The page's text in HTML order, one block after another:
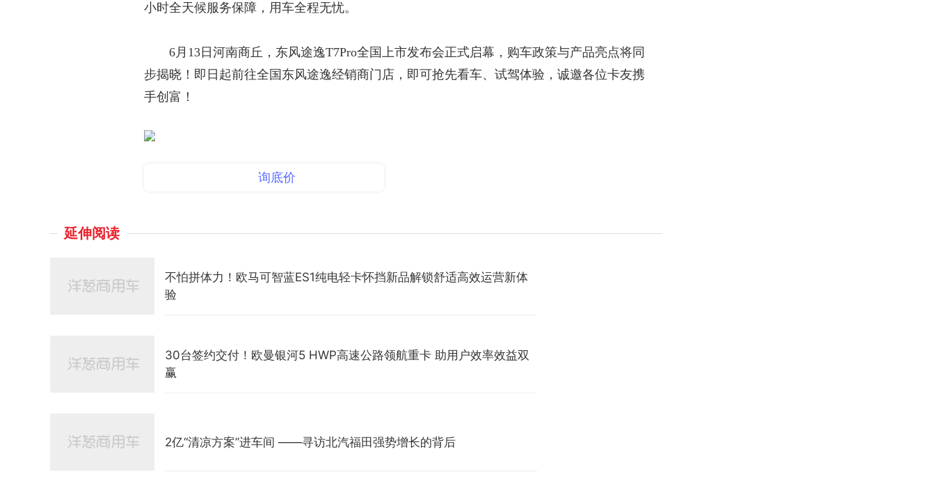
小时全天候服务保障 ， 用车全程无忧。
6月13日河南商丘，东风途逸T7Pro全国上市发布会正式启幕，购车政策与产品亮点将同
步揭晓！即日起前往全国东风途逸经销商门店，即可抢先看车、试驾体验，诚邀各位卡友携
手创富！
询底价
延伸阅读
不怕拼体力！欧马可智蓝ES1纯电轻卡怀挡新品解锁舒适高效运营新体
验
30台签约交付！欧曼银河5 HWP高速公路领航重卡 助用户效率效益双
赢
2亿“清凉方案”进车间 ——寻访北汽福田强势增长的背后